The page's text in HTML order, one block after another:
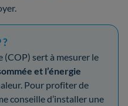
(COP) sert à mesurer le
et l’énergie
Pour profiter de
conseille d’installer une